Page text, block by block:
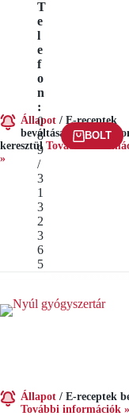
tartalomra
Állapot / E-receptek
beváltása
keresztül További
»
T
e
l
e
f
o
n
:
0
8
9
/
3
1
3
2
3
6
5
BOLT
Állapot / E-receptek
További információk »